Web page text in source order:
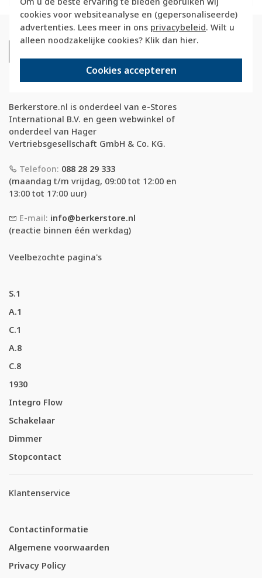
cookies voor websiteanalyse en (gepersonaliseerde)
advertenties. Lees meer in ons privacybeleid. Wilt u
alleen noodzakelijke cookies? Klik dan hier.
Cookies accepteren
Berkerstore.nl is onderdeel van e-Stores
International B.V. en geen webwinkel of
onderdeel van Hager
Vertriebsgesellschaft GmbH & Co. KG.
Telefoon: 088 28 29 333
(maandag t/m vrijdag, 09:00 tot 12:00 en
13:00 tot 17:00 uur)
E-mail: info@berkerstore.nl
(reactie binnen één werkdag)
Veelbezochte pagina's
S.1
A.1
C.1
A.8
C.8
1930
Integro Flow
Schakelaar
Dimmer
Stopcontact
Klantenservice
Contactinformatie
Algemene voorwaarden
Privacy Policy